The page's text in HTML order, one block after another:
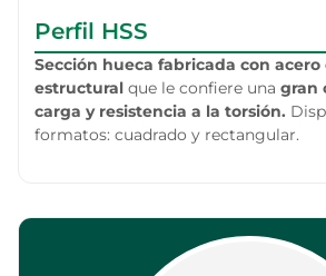
Perfil HSS
Sección hueca fabricada con acero
estructural que le confiere una gran
carga y resistencia a la torsión.
formatos: cuadrado y rectangular.